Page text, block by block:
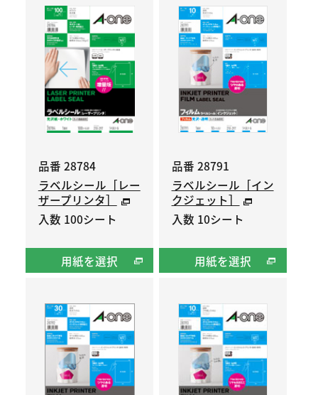
品番 28784
ラベルシール［レー
ザープリンタ］
入数 100シート
用紙を選択
品番 28791
ラベルシール［イン
クジェット］
入数 10シート
用紙を選択